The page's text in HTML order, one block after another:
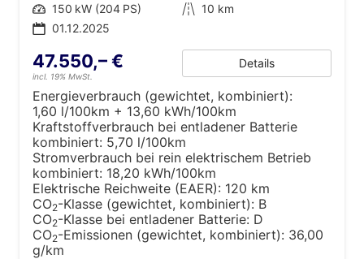
Leistung 150 kW (204 PS) Kilometerstand 10 km
01.12.2025
47.550,– €
incl. 19% MwSt.
Details
Energieverbrauch (gewichtet, kombiniert):
1,60 l/100km + 13,60 kWh/100km
Kraftstoffverbrauch bei entladener Batterie
kombiniert: 5,70 l/100km
Stromverbrauch bei rein elektrischem Betrieb
kombiniert: 18,20 kWh/100km
Elektrische Reichweite (EAER): 120 km
CO2-Klasse (gewichtet, kombiniert): B
CO2-Klasse bei entladener Batterie: D
CO2-Emissionen (gewichtet, kombiniert): 36,00
g/km